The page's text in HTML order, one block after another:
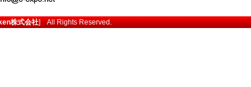
株式会社] All Rights Reserved.